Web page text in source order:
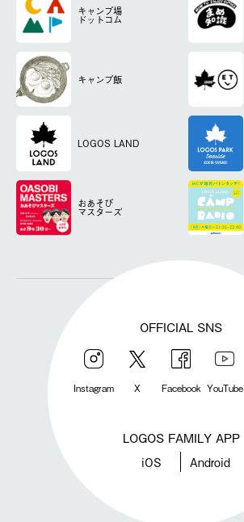
キャンプ場
ドットコム
キャンプ飯
LOGOS LAND
おあそび
マスターズ
OFFICIAL SNS
Instagram X Facebook YouTube
LOGOS FAMILY APP
iOS Android